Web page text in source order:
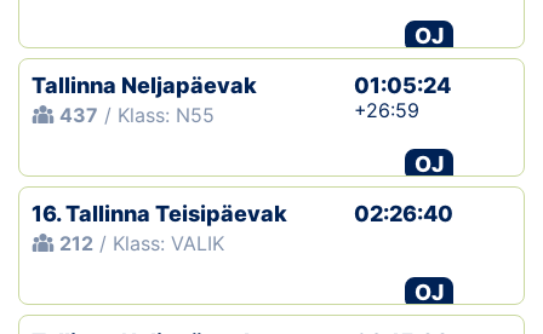
Kalender
Tule klubisse!
Tulemused
Dokumendid
OJ
Tallinna Neljapäevak
437 / Klass: N55
01:05:24
+26:59
OJ
16. Tallinna Teisipäevak
212 / Klass: VALIK
02:26:40
OJ